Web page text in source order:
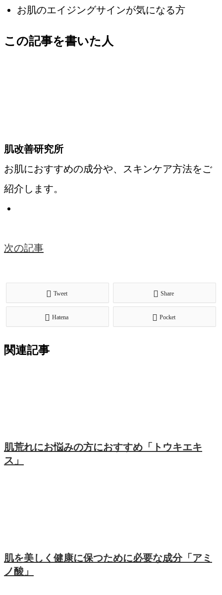
お肌のエイジングサインが気になる方
この記事を書いた人
肌改善研究所
お肌におすすめの成分や、スキンケア方法をご
紹介します。
次の記事
Tweet Share
Hatena Pocket
関連記事
肌荒れにお悩みの方におすすめ「トウキエキ
ス」
肌を美しく健康に保つために必要な成分「アミ
ノ酸」